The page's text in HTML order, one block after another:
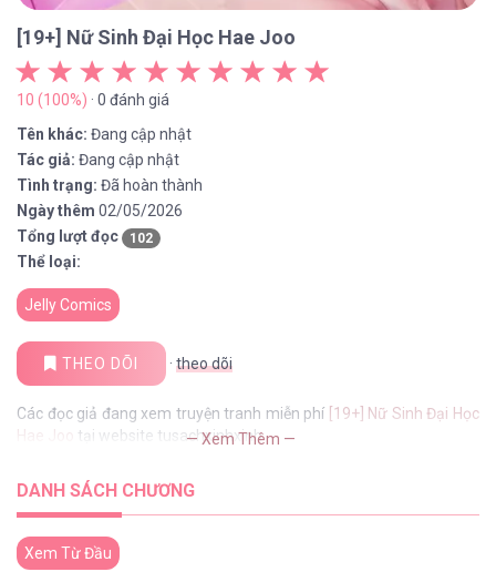
[19+] Nữ Sinh Đại Học Hae Joo
10 (100%) · 0 đánh giá
Tên khác: Đang cập nhật
Tác giả: Đang cập nhật
Tình trạng: Đã hoàn thành
Ngày thêm 02/05/2026
Tổng lượt đọc
102
Thể loại:
Jelly Comics
THEO DÕI · theo dõi
Các đọc giả đang xem truyện tranh miễn phí [19+] Nữ Sinh Đại Học
Hae Joo
tại website tusachxinhxinh
— Xem Thêm —
DANH SÁCH CHƯƠNG
Xem Từ Đầu